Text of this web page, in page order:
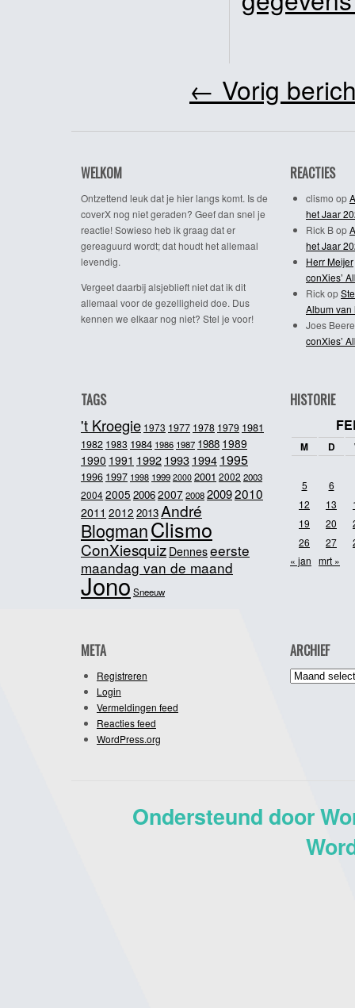
← Vorig
WELKOM
Ontzettend leuk dat je hier langs komt. Is de
coverX nog niet geraden? Geef dan snel je
reactie! Sowieso heb ik graag dat er
gereaguurd wordt; dat houdt het allemaal
levendig.
Vergeet daarbij alsjeblieft niet dat ik dit
allemaal voor de gezelligheid doe. Dus
kennen we elkaar nog niet? Stel je voor!
REACTIES
clismo op
het Jaar
Rick Bop
het Jaar
Herr Meijer
conXies’
Rickop
Album van
Joes
conXies’
TAGS
't Kroegie 1973 1977 1978 1979 1981
1982 1983 1984 1986 1987 1988 1989
1990 1991 19921993 1994 1995
1996 1997 1998 1999 2000 2001 2002 2003
20042005 20062007200820092010
2011 2012 2013André
BlogmanClismo
ConXiesquiz Denneseerste
maandag van de maand
JonoSneeuw
HISTORIE
M D
5
6
12
13
19
20
26
27
« jan mrt »
META
Registreren
Login
Vermeldingen feed
Reacties feed
WordPress.org
ARCHIEF
Archief
Ondersteund door